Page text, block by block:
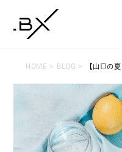
WOMAN
フェイシャルエス
HOME BLOG 【山口の